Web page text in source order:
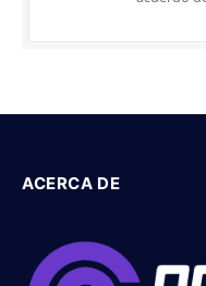
ACERCA DE